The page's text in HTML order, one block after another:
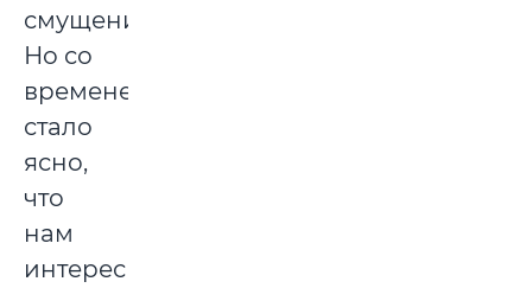
смущение.
Но со
временем
стало
ясно,
что
нам
интересно